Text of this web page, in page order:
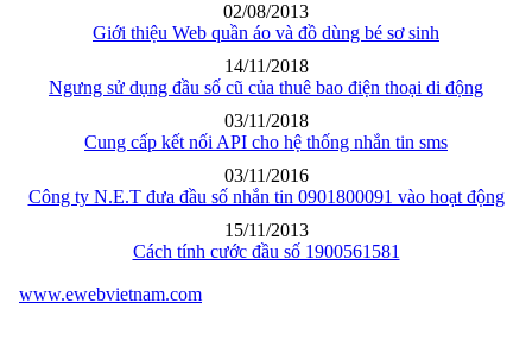
02/08/2013
Giới thiệu Web quần áo và đồ dùng bé sơ sinh
14/11/2018
Ngưng sử dụng đầu số cũ của thuê bao điện thoại di động
03/11/2018
Cung cấp kết nối API cho hệ thống nhắn tin sms
03/11/2016
Công ty N.E.T đưa đầu số nhắn tin 0901800091 vào hoạt động
15/11/2013
Cách tính cước đầu số 1900561581